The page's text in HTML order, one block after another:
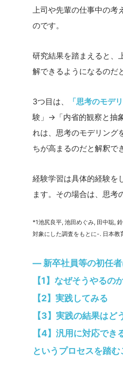
上司や先輩の仕事中の考
のです。
研究結果を踏まえると、
解できるようになるのだ
3つ目は、 「思考のモデ
験」→「内省的観察と抽
れは、思考のモデリング
ちが高まるのだと解釈で
経験学習は具体的経験を
ます。その場合は、思考
*1池尻良平, 池田めぐみ, 田中聡,
対象にした調査をもとに-. 日本
— 新卒社員等の初任
【1】なぜそうやるの
【2】実践してみる
【3】実践の結果は
【4】汎用に対応でき
というプロセスを踏